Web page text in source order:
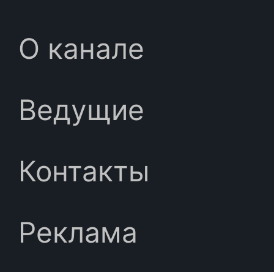
О канале
Ведущие
Контакты
Реклама